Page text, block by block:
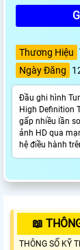
Thương Hiệu
Ngày Đăng
Đầu ghi hình
High Definition
gấp nhiều lần
ảnh HD qua
hệ điều hành
📖
THÔNG SỐ KỸ